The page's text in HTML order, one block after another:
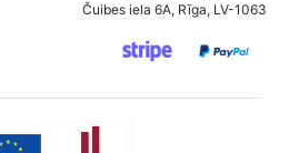
Čuibes iela 6A, Rīga, LV-1063